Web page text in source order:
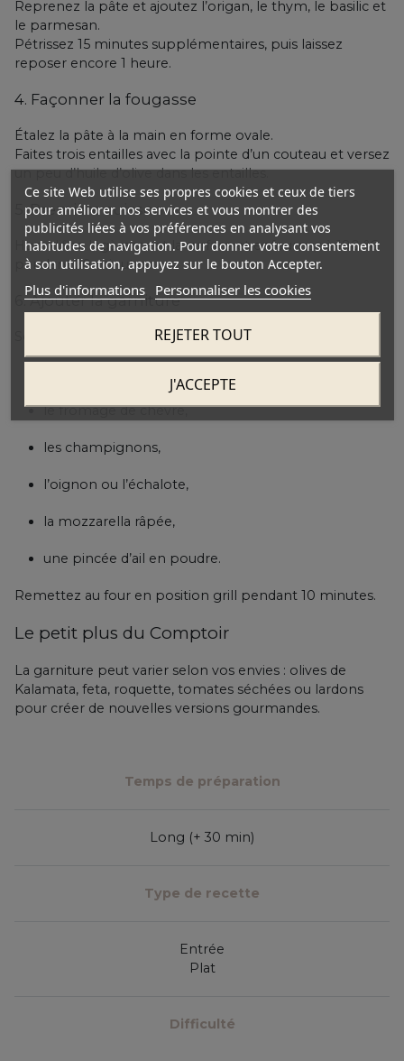
Reprenez la pâte et ajoutez l’origan, le thym, le basilic et
le parmesan.
Pétrissez 15 minutes supplémentaires, puis laissez
reposer encore 1 heure.
4. Façonner la fougasse
Étalez la pâte à la main en forme ovale.
Faites trois entailles avec la pointe d’un couteau et versez
un peu d’huile d’olive dans les entailles.
5. Première cuisson
Humidifiez légèrement la surface et enfournez à 180 °C
pendant 20 minutes.
6. Ajouter la garniture
Sortez la fougasse du four et ajoutez :
le fromage de chèvre,
les champignons,
l’oignon ou l’échalote,
la mozzarella râpée,
une pincée d’ail en poudre.
Remettez au four en position grill pendant 10 minutes.
Le petit plus du Comptoir
La garniture peut varier selon vos envies : olives de
Kalamata, feta, roquette, tomates séchées ou lardons
pour créer de nouvelles versions gourmandes.
Temps de préparation
Long (+ 30 min)
Type de recette
Entrée
Plat
Difficulté
Ce site Web utilise ses propres cookies et ceux de tiers
pour améliorer nos services et vous montrer des
publicités liées à vos préférences en analysant vos
habitudes de navigation. Pour donner votre consentement
à son utilisation, appuyez sur le bouton Accepter.
Plus d'informations Personnaliser les cookies
REJETER TOUT
J'ACCEPTE